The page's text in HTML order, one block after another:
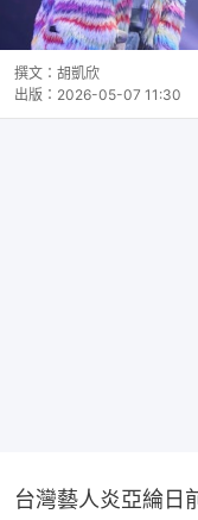
撰文： 胡凱欣
出版： 2026-05-07 11:30
台灣藝人炎亞綸日